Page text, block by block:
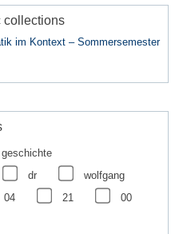
collections
im Kontext – Sommersemester
geschichte
dr
wolfgang
04 21
00